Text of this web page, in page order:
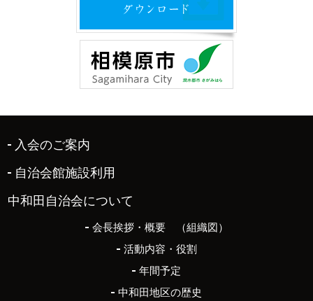
入会のご案内
自治会館施設利用
中和田自治会について
会長挨拶・概要 （組織図）
活動内容・役割
年間予定
中和田地区の歴史